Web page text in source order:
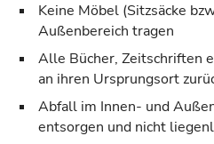
Keine Möbel (Sitzsäcke
Außenbereich tragen
Alle Bücher, Zeitschriften
an ihren Ursprungsort
Abfall im Innen- und
entsorgen und nicht